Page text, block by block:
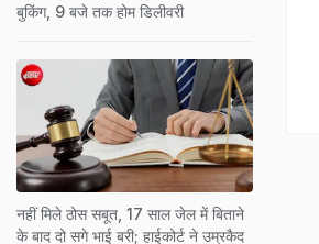
बुकिंग, 9 बजे तक होम डिलीवरी
नहीं मिले ठोस सबूत, 17 साल जेल में बिताने
के बाद दो सगे भाई बरी; हाईकोर्ट ने उम्रकैद